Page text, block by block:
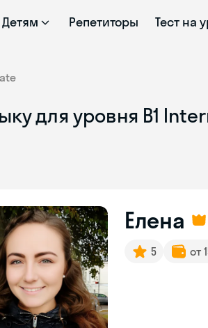
Детям Репетиторы Тест на
для уровня B1
Елена
5 от